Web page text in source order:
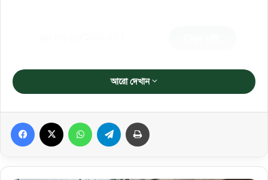
আরো দেখান
Facebook WhatsApp Telegram